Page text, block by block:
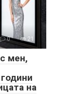
0 21
мен,
на